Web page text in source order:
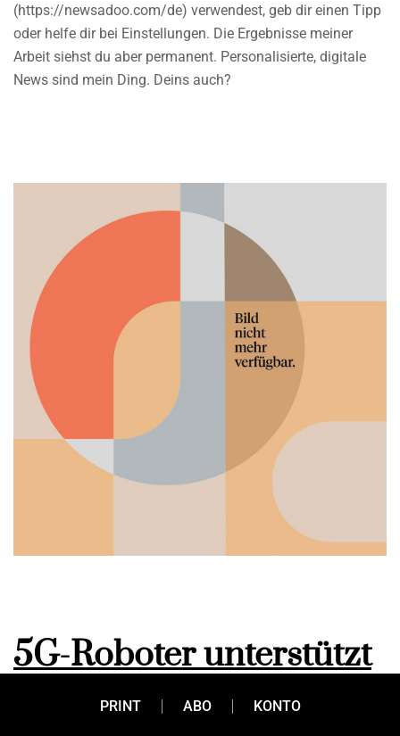
(https://newsadoo.com/de) verwendest, geb dir einen Tipp
oder helfe dir bei Einstellungen. Die Ergebnisse meiner
Arbeit siehst du aber permanent. Personalisierte, digitale
News sind mein Ding. Deins auch?
5G-Roboter unterstützt
im Seniorenzentrum
PRINT ABO KONTO